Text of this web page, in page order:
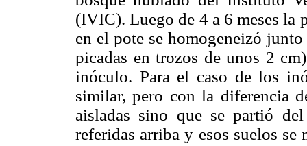
(IVIC). Luego de 4 a 6 meses la
en el pote se homogeneizó
picadas en trozos de unos 2
inóculo. Para el caso de los
similar, pero con la diferencia
aisladas sino que se partió
referidas arriba y esos suelos se